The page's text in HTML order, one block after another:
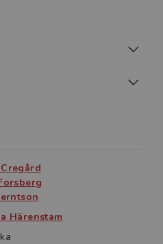
sådana.
intresse för
till studenter som läser
och offentlig förvaltning,
med ledning och
Härenstam